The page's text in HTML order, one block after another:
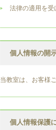
法律の適用を受
個人情報の開
当教室は、お客様
個人情報保護